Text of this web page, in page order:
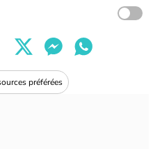
préférées